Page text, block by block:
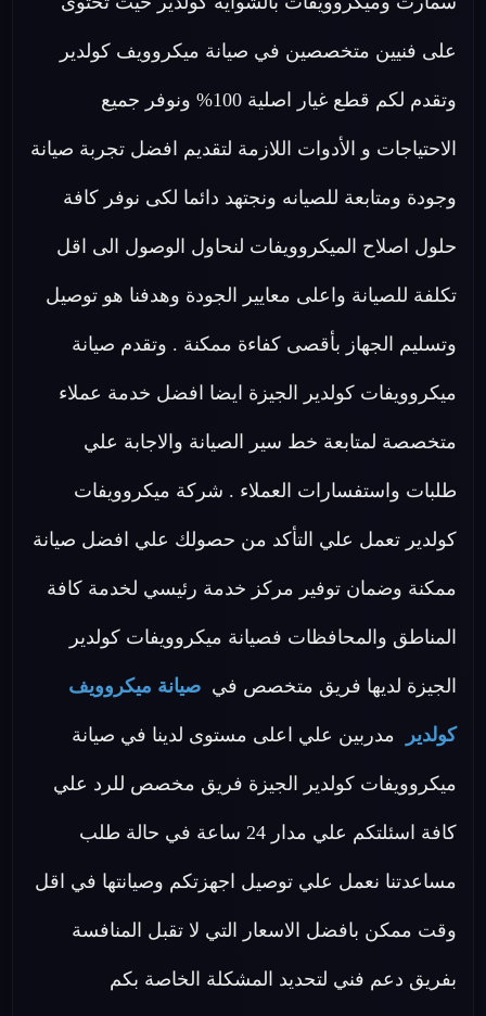
على فنيين متخصصين في صيانة ميكروويف كولدير
وتقدم لكم قطع غيار اصلية 100% ونوفر جميع
الاحتياجات و الأدوات اللازمة لتقديم افضل تجربة صيانة
وجودة ومتابعة للصيانه ونجتهد دائما لكى نوفر كافة
حلول اصلاح الميكروويفات لنحاول الوصول الى اقل
تكلفة للصيانة واعلى معايير الجودة وهدفنا هو توصيل
وتسليم الجهاز بأقصى كفاءة ممكنة . وتقدم صيانة
ميكروويفات كولدير الجيزة ايضا افضل خدمة عملاء
متخصصة لمتابعة خط سير الصيانة والاجابة علي
طلبات واستفسارات العملاء . شركة ميكروويفات
كولدير تعمل علي التأكد من حصولك علي افضل صيانة
ممكنة وضمان توفير مركز خدمة رئيسي لخدمة كافة
المناطق والمحافظات فصيانة ميكروويفات كولدير
الجيزة لديها فريق متخصص في صيانة ميكروويف
كولدير مدربين علي اعلى مستوى لدينا في صيانة
ميكروويفات كولدير الجيزة فريق مخصص للرد علي
كافة اسئلتكم علي مدار 24 ساعة في حالة طلب
مساعدتنا نعمل علي توصيل اجهزتكم وصيانتها في اقل
وقت ممكن بافضل الاسعار التي لا تقبل المنافسة
بفريق دعم فني لتحديد المشكلة الخاصة بكم